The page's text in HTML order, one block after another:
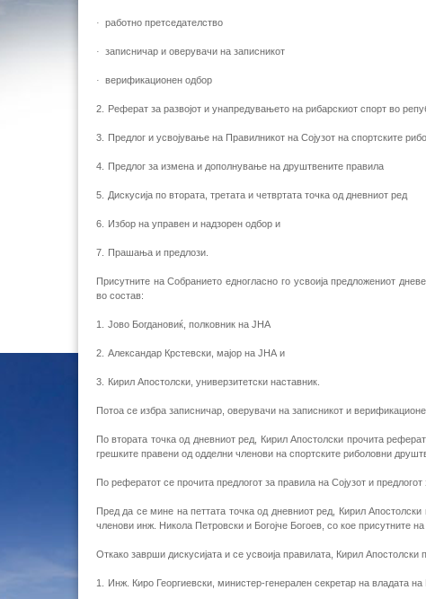
· работно претседателство
· записничар и оверувачи на записникот
· верификационен одбор
2. Реферат за развојот и унапредувањето на рибарскиот спорт во
3. Предлог и усвојување на Правилникот на Сојузот на спортските
4. Предлог за измена и дополнување на друштвените правила
5. Дискусија по втората, третата и четвртата точка од дневниот ред
6. Избор на управен и надзорен одбор и
7. Прашања и предлози.
Присутните на Собранието едногласно го усвоија предложениот
во состав:
1. Јово Богдановиќ, полковник на ЈНА
2. Александар Крстевски, мајор на ЈНА и
3. Кирил Апостолски, универзитетски наставник.
Потоа се избра записничар, оверувачи на записникот и
По втората точка од дневниот ред, Кирил Апостолски прочита
грешките правени од одделни членови на спортските риболовни
По рефератот се прочита предлогот за правила на Сојузот и
Пред да се мине на петтата точка од дневниот ред, Кирил
членови инж. Никола Петровски и Богојче Богоев, со кое присутните
Откако заврши дискусијата и се усвоија правилата, Кирил
1. Инж. Киро Георгиевски, министер-генерален секретар на владата